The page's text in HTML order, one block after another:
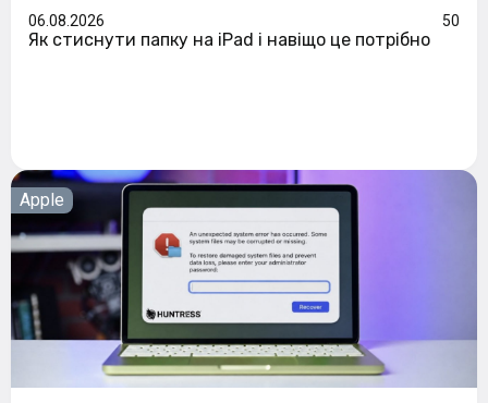
06.08.2026 50
Як стиснути папку на iPad і навіщо це потрібно
Apple